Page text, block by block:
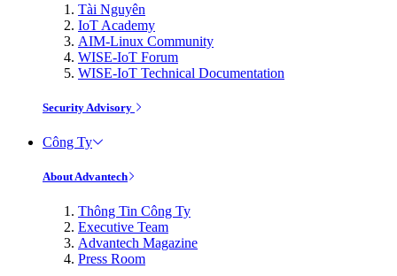
Tài Nguyên
IoT Academy
AIM-Linux Community
WISE-IoT Forum
WISE-IoT Technical Documentation
Security Advisory
Công Ty
About Advantech
Thông Tin Công Ty
Executive Team
Advantech Magazine
Press Room